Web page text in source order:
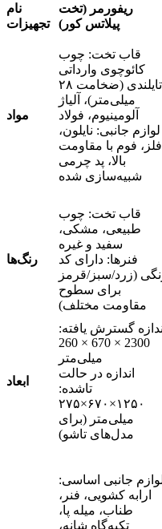
نام
تجهیزات
ریفورمر (تخت
پیلاتس کور)
مواد
قاب تخت: چوب
کائوچوی وارداتی
تایلندی (ضخامت ۲۸
میلی‌متر)، آلیاژ
آلومینیوم، فولاد
لوازم جانبی: نایلون،
فلز، فوم با مقاومت
بالا، پد چرمی
شبیه‌سازی شده
رنگ‌ها
قاب تخت: چوب
طبیعی، مشکی،
سفید و غیره
فنرها: دارای کد
(زرد/سبز/قرمز
برای سطوح
مقاومت مختلف)
ابعاد
اندازه گسترش یافته:
2300 × 670 × 260
میلی‌متر
اندازه در حالت
تاشده:
۱۲۵۰×۶۷۰×۲۷۵
میلی‌متر (برای
مدل‌های تاشو)
جانبی اساسی:
ارابه کشویی، فنر،
طناب، میله پا،
تکیه‌گاه شانه،